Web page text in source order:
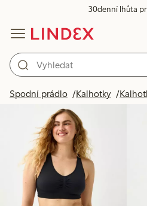
30denní lhůta
Spodní prádlo Kalhotky